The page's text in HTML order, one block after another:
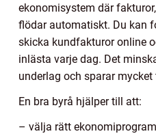
ekonomisystem där
flödar automatiskt. Du kan
skicka kundfakturor online
inlästa varje dag. Det
underlag och sparar mycket
En bra byrå hjälper till att:
– välja rätt